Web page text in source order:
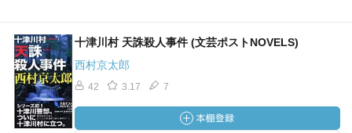
十津川村 天誅殺人事件 (文芸ポストNOVELS)
西村京太郎
42 3.17 7